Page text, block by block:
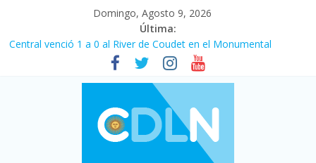
Domingo, Agosto 9, 2026
Última:
Central venció 1 a 0 al River de Coudet en el Monumental
La morosidad alcanzó su nivel más alto en dos décadas y ya
afecta a 400 mil deudores en Santa Fe
Desde que asumió Milei cerraron 41.000 kioscos: el sector
denuncia crisis como en 2001
Vacaciones de invierno con más movimiento y consumo
turístico: 4,6 millones de personas viajaron por el país, un 5,9%